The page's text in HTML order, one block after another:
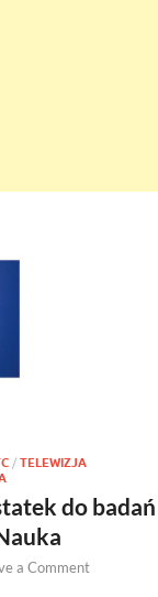
/ TELEWIZJA
do badań
a Comment